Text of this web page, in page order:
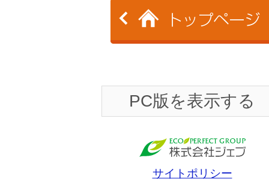
PC版を表示する
サイトポリシー